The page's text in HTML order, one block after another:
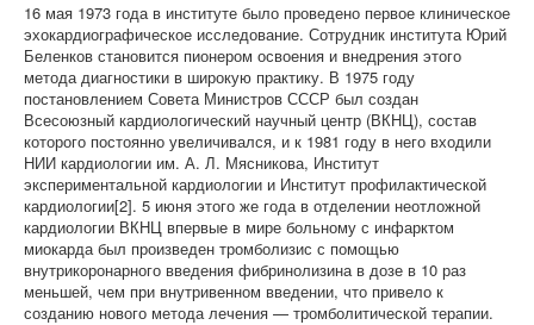
16 мая 1973 года в институте было проведено первое клиническое
эхокардиографическое исследование. Сотрудник института Юрий
Беленков становится пионером освоения и внедрения этого
метода диагностики в широкую практику. В 1975 году
постановлением Совета Министров СССР был создан
Всесоюзный кардиологический научный центр (ВКНЦ), состав
которого постоянно увеличивался, и к 1981 году в него входили
НИИ кардиологии им. А. Л. Мясникова, Институт
экспериментальной кардиологии и Институт профилактической
кардиологии[2]. 5 июня этого же года в отделении неотложной
кардиологии ВКНЦ впервые в мире больному с инфарктом
миокарда был произведен тромболизис с помощью
внутрикоронарного введения фибринолизина в дозе в 10 раз
меньшей, чем при внутривенном введении, что привело к
созданию нового метода лечения — тромболитической терапии.